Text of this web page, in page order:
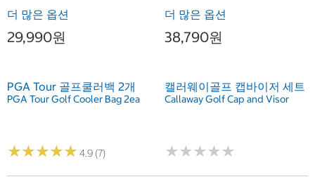
더 많은 옵션
29,990원
PGA Tour 골프쿨러백 2개
PGA Tour Golf Cooler Bag 2ea
★★★★★
★★★★★ 4.9 (7)
더 많은 옵션
38,790원
캘러웨이골프 캡바이저 세트
Callaway Golf Cap and Visor
★★★★★
★★★★★